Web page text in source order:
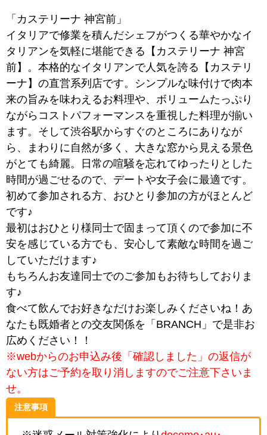
「カステリーナ 神宮前」
イタリアで修業を積んだシェフがつくる華やかなイ
タリアンを気軽に堪能できる【カステリーナ 神宮
前】。本格的なイタリアンで人気を誇る【カステリ
ーナ】の直営系列店です。シンプルな味付けで肉本
来の旨みを味わえるお料理や、ボリュームたっぷり
ながらコストパフォーマンスを重視した料理が揃い
ます。そして渋谷駅からすぐのところにありなが
ら、まわりに自然が多く、大きな窓から見える景色
がとても綺麗。日常の喧騒を忘れてゆったりとした
時間が過ごせるので、デートや女子会に最適です。
初めて参加される方、おひとり参加の方がほとんど
です♪
最初はおひとり様同士で固まって頂くので参加に不
安を感じている方でも、安心して素敵な時間を過ご
していただけます♪
もちろんお友達同士でのご参加もお待ちしておりま
す♪
食べて飲んでお好きなだけお楽しみくださいね！あ
なたも既婚者との交友関係を「BRANCH」で是非お
広めください！！
※webからのお申込み後「確認しました」の返信が
ない方はご予約を取り消しますのでご注意下さいま
せ。
注意事項